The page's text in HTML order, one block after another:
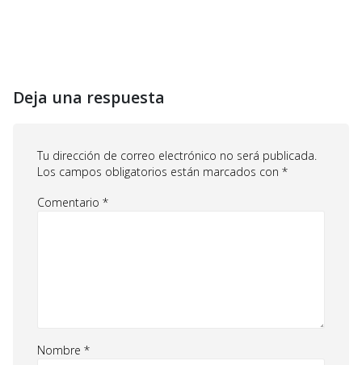
Deja una respuesta
Tu dirección de correo electrónico no será publicada.
Los campos obligatorios están marcados con *
Comentario *
Nombre *